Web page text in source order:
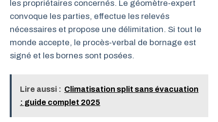
les propriétaires concernés. Le géomètre-expert
convoque les parties, effectue les relevés
nécessaires et propose une délimitation. Si tout le
monde accepte, le procès-verbal de bornage est
signé et les bornes sont posées.
Lire aussi : Climatisation split sans évacuation
: guide complet 2025